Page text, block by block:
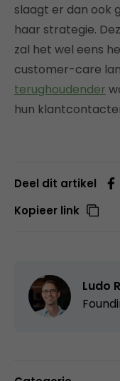
slaagt er dan ook
haar strategie.
zal het wel eens
customer-care
terughoudender
hun
Deel dit artikel
Kopieer link
Ludo